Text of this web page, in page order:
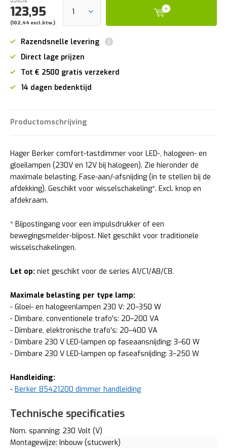
123,95
(102,44 excl.btw.)
Razendsnelle levering
Direct lage prijzen
Tot € 2500 gratis verzekerd
14 dagen bedenktijd
Productomschrijving
Hager Berker comfort-tastdimmer voor LED-, halogeen- en
gloeilampen (230V en 12V bij halogeen). Zie hieronder de
maximale belasting. Fase-aan/-afsnijding (in te stellen bij de
afdekking). Geschikt voor wisselschakeling*. Excl. knop en
afdekraam.
* Bijpostingang voor een impulsdrukker of een
bewegingsmelder-bijpost. Niet geschikt voor traditionele
wisselschakelingen.
Let op: niet geschikt voor de series A1/C1/A8/C8.
Maximale belasting per type lamp​:
- Gloei- en halogeenlampen 230 V: 20–350 W
- Dimbare, conventionele trafo's: 20–200 VA
- Dimbare, elektronische trafo's: 20–400 VA
- Dimbare 230 V LED-lampen op faseaansnijding: 3–60 W
- Dimbare 230 V LED-lampen op faseafsnijding: 3–250 W
Handleiding:
- Berker 85421200 dimmer handleiding
Technische specificaties
Nom. spanning: 230 Volt (V)
Montagewijze: Inbouw (stucwerk)